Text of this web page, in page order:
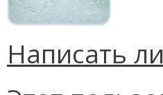
Написать